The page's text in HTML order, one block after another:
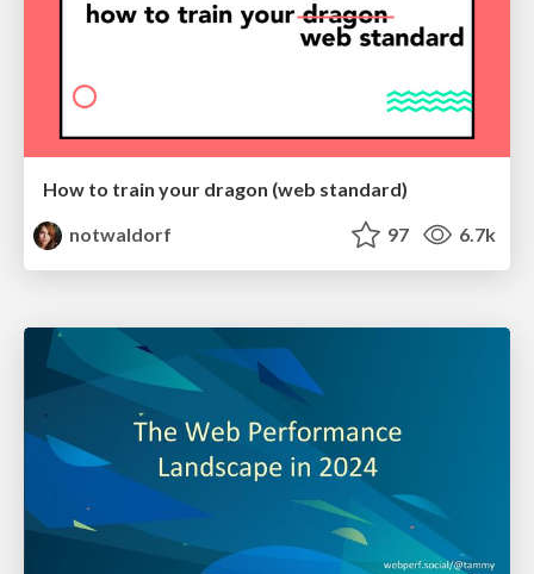
How to train your dragon (web standard)
notwaldorf
97 6.7k